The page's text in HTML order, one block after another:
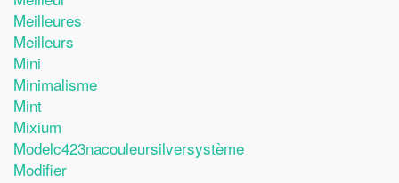
Meilleures
Meilleurs
Mini
Minimalisme
Mint
Mixium
Modelc423nacouleursilversystème
Modifier